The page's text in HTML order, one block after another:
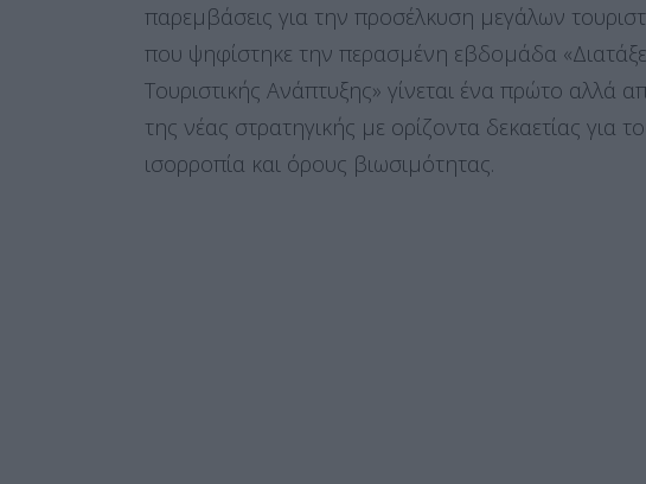
παρεμβάσεις για την προσέλκυση μεγάλων
που ψηφίστηκε την περασμένη εβδομάδα
Τουριστικής Ανάπτυξης» γίνεται ένα πρώτο αλλά
της νέας στρατηγικής με ορίζοντα δεκαετίας για
ισορροπία και όρους βιωσιμότητας.